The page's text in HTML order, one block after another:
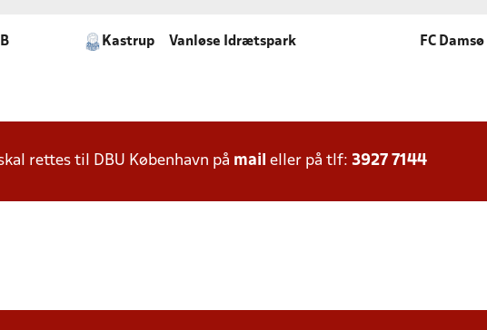
Kastrup Vanløse Idrætspark FC Damsø
rettes til DBU København på mail eller på tlf: 3927 7144